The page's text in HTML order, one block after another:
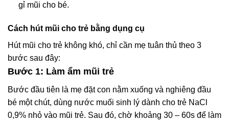
gỉ mũi cho bé.
Cách hút mũi cho trẻ bằng dụng cụ
Hút mũi cho trẻ không khó, chỉ cần mẹ tuân thủ theo 3
bước sau đây:
Bước 1: Làm ẩm mũi trẻ
Bước đầu tiên là mẹ đặt con nằm xuống và nghiêng đầu
bé một chút, dùng nước muối sinh lý dành cho trẻ NaCl
0,9% nhỏ vào mũi trẻ. Sau đó, chờ khoảng 30 – 60s để làm